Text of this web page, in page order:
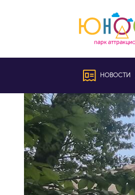
НОВОСТИ